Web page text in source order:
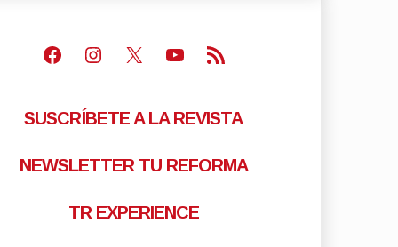
Facebook
Instagram
X Youtube
Feed RSS
SUSCRÍBETE A LA REVISTA
NEWSLETTER TU REFORMA
TR EXPERIENCE